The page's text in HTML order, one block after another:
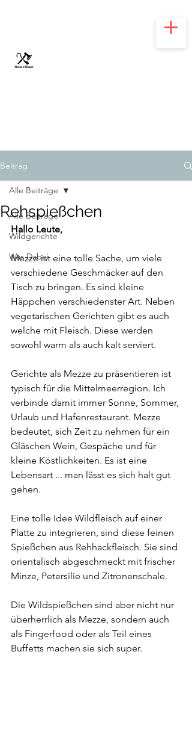
Beitrag
Alle Beiträge
Wildgerichte
Was Dabei
Alle Beiträge
Rehspießchen
Hallo Leute,
Mezze ist eine tolle Sache, um viele
verschiedene Geschmäcker auf den
Tisch zu bringen. Es sind kleine
Häppchen verschiedenster Art. Neben
vegetarischen Gerichten gibt es auch
welche mit Fleisch. Diese werden
sowohl warm als auch kalt serviert.
Gerichte als Mezze zu präsentieren ist
typisch für die Mittelmeerregion. Ich
verbinde damit immer Sonne, Sommer,
Urlaub und Hafenrestaurant. Mezze
bedeutet, sich Zeit zu nehmen für ein
Gläschen Wein, Gespäche und für
kleine Köstlichkeiten. Es ist eine
Lebensart ... man lässt es sich halt gut
gehen.
Eine tolle Idee Wildfleisch auf einer
Platte zu integrieren, sind diese feinen
Spießchen aus Rehhackfleisch. Sie sind
orientalisch abgeschmeckt mit frischer
Minze, Petersilie und Zitronenschale.
Die Wildspießchen sind aber nicht nur
überherrlich als Mezze, sondern auch
als Fingerfood oder als Teil eines
Buffetts machen sie sich super.